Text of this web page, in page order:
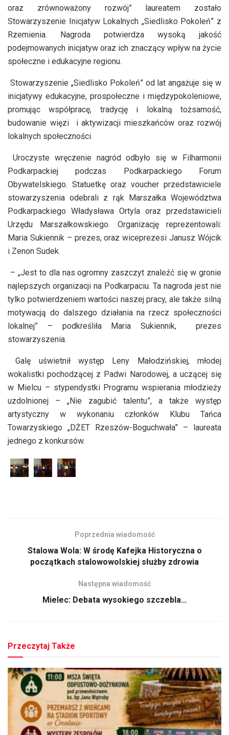
oraz zrównoważony rozwój” laureatem zostało
Stowarzyszenie Inicjatyw Lokalnych „Siedlisko Pokoleń” z
Rzemienia. Nagroda potwierdza wysoką jakość
podejmowanych inicjatyw oraz ich znaczący wpływ na życie
społeczne i edukacyjne regionu.
Stowarzyszenie „Siedlisko Pokoleń” od lat angażuje się w
inicjatywy edukacyjne, prospołeczne i międzypokoleniowe,
promując współpracę, tradycję i lokalną tożsamość,
budowanie więzi i aktywizacji mieszkańców oraz rozwój
lokalnych społeczności.
Uroczyste wręczenie nagród odbyło się w Filharmonii
Podkarpackiej podczas Podkarpackiego Forum
Obywatelskiego. Statuetkę oraz voucher przedstawiciele
stowarzyszenia odebrali z rąk Marszałka Województwa
Podkarpackiego Władysława Ortyla oraz przedstawicieli
Urzędu Marszałkowskiego. Organizację reprezentowali:
Maria Sukiennik – prezes, oraz wiceprezesi Janusz Wójcik
i Zenon Sudek.
– „Jest to dla nas ogromny zaszczyt znaleźć się w gronie
najlepszych organizacji na Podkarpaciu. Ta nagroda jest nie
tylko potwierdzeniem wartości naszej pracy, ale także silną
motywacją do dalszego działania na rzecz społeczności
lokalnej” – podkreśliła Maria Sukiennik, prezes
stowarzyszenia.
Galę uświetnił występ Leny Małodzińskiej, młodej
wokalistki pochodzącej z Padwi Narodowej, a uczącej się
w Mielcu – stypendystki Programu wspierania młodzieży
uzdolnionej – „Nie zagubić talentu”, a także występ
artystyczny w wykonaniu członków Klubu Tańca
Towarzyskiego „DŻET Rzeszów-Boguchwała” – laureata
jednego z konkursów.
Poprzednia wiadomość
Stalowa Wola: W środę Kafejka Historyczna o
początkach stalowowolskiej służby zdrowia
Następna wiadomość
Mielec: Debata wysokiego szczebla…
Przeczytaj Także